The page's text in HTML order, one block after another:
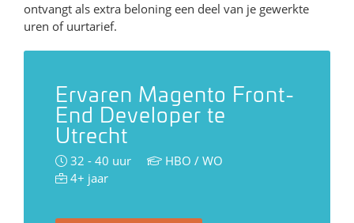
ontvangt als extra beloning een deel van je gewerkte
uren of uurtarief.
Ervaren Magento Front-
End Developer te
Utrecht
32 - 40 uur
HBO / WO
4+ jaar